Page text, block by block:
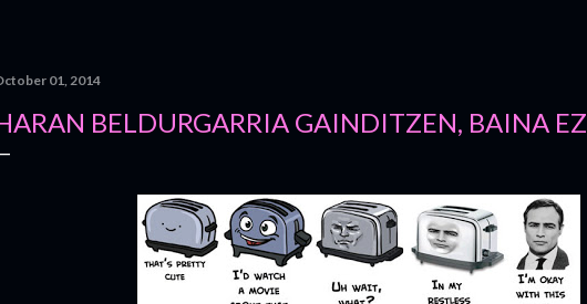
01, 2014
BELDURGARRIA GAINDITZEN, BAINA EZ